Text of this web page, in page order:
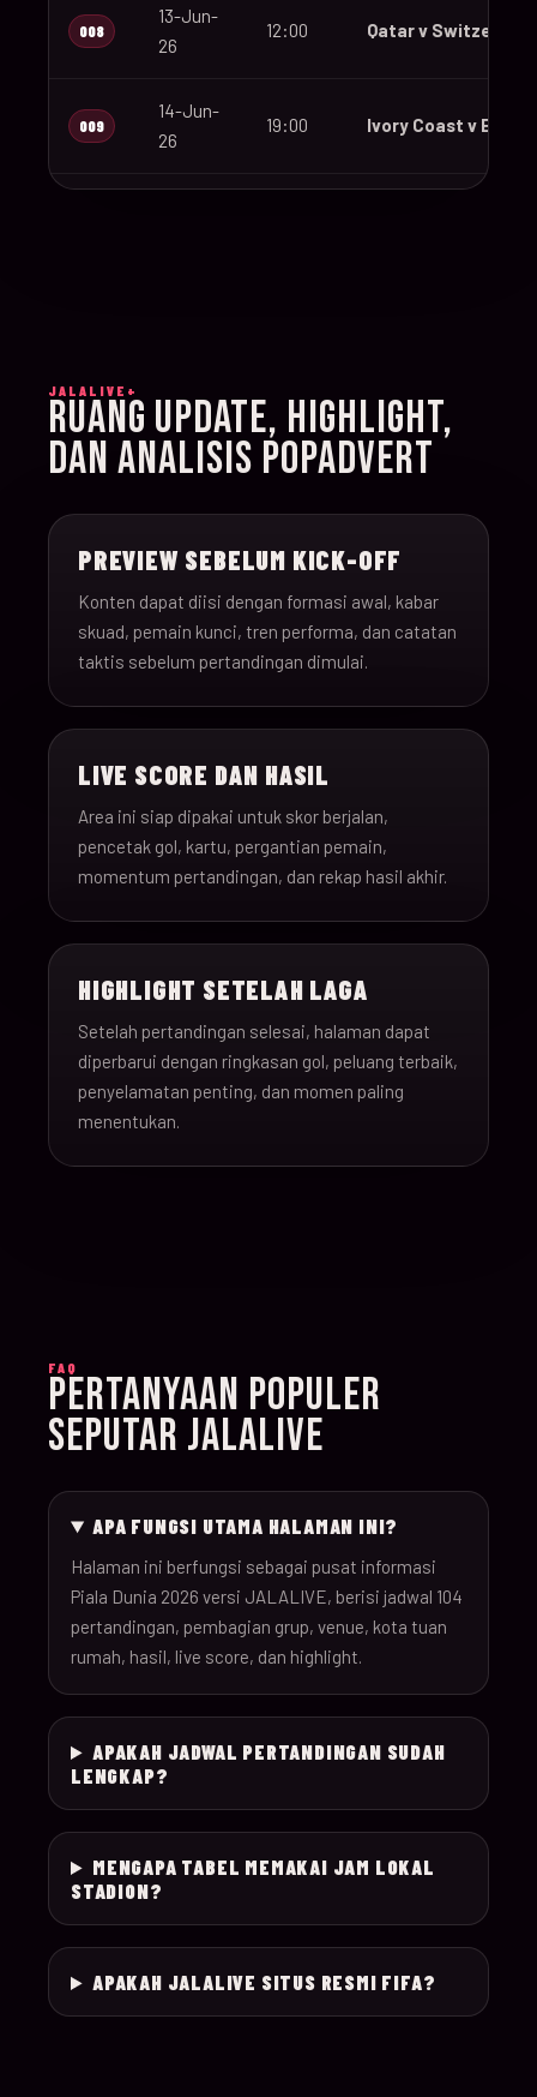
008
13-Jun-
26
12:00 Qatar v Switzerland
009
14-Jun-
26
19:00 Ivory Coast v
012
14-Jun-
26
20:00 Sweden v Tunisia
26
014
26
12:00 Spain v Cape Verde
15-Jun-
26
Iran v New Zealand
016
15-Jun-
12:00
017
16-Jun-
15:00 France v Senegal
018
26
18:00
019
16-Jun-
26
20:00 Argentina v Algeria
020 21:00 Austria v Jordan
26
023
17-Jun-
12:00
17-Jun-
26
18-Jun-
26
12:00
18-Jun-
26
Switzerland v
Herzegovina
027
18-Jun-
15:00 Canada v Qatar
028
26
19:00 Mexico v South
029 21:00 Brazil v Haiti
JALALIVE+
RUANG UPDATE, HIGHLIGHT,
DAN ANALISIS POPADVERT
PREVIEW SEBELUM KICK-OFF
Konten dapat diisi dengan formasi awal, kabar
skuad, pemain kunci, tren performa, dan catatan
taktis sebelum pertandingan dimulai.
LIVE SCORE DAN HASIL
Area ini siap dipakai untuk skor berjalan,
pencetak gol, kartu, pergantian pemain,
momentum pertandingan, dan rekap hasil akhir.
HIGHLIGHT SETELAH LAGA
Setelah pertandingan selesai, halaman dapat
diperbarui dengan ringkasan gol, peluang terbaik,
penyelamatan penting, dan momen paling
menentukan.
FAQ
PERTANYAAN POPULER
SEPUTAR JALALIVE
APA FUNGSI UTAMA HALAMAN INI?
Halaman ini berfungsi sebagai pusat informasi
Piala Dunia 2026 versi JALALIVE, berisi jadwal 104
pertandingan, pembagian grup, venue, kota tuan
rumah, hasil, live score, dan highlight.
APAKAH JADWAL PERTANDINGAN SUDAH
LENGKAP?
MENGAPA TABEL MEMAKAI JAM LOKAL
STADION?
APAKAH JALALIVE SITUS RESMI FIFA?